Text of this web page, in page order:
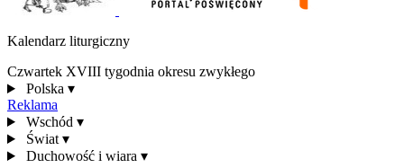
Kalendarz liturgiczny
Czwartek XVIII tygodnia okresu zwykłego
Polska ▾
Reklama
Wschód ▾
Świat ▾
Duchowość i wiara ▾